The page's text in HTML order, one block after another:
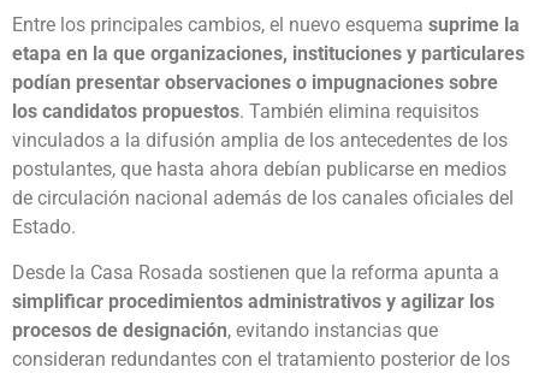
Entre los principales cambios, el nuevo esquema suprime la
etapa en la que organizaciones, instituciones y particulares
podían presentar observaciones o impugnaciones sobre
los candidatos propuestos. También elimina requisitos
vinculados a la difusión amplia de los antecedentes de los
postulantes, que hasta ahora debían publicarse en medios
de circulación nacional además de los canales oficiales del
Estado.
Desde la Casa Rosada sostienen que la reforma apunta a
simplificar procedimientos administrativos y agilizar los
procesos de designación, evitando instancias que
consideran redundantes con el tratamiento posterior de los